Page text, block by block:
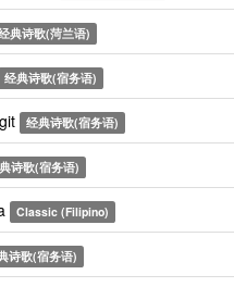
典诗歌(菏兰语)
经典诗歌(宿务语)
经典诗歌(宿务语)
诗歌(宿务语)
Classic (Filipino)
诗歌(宿务语)